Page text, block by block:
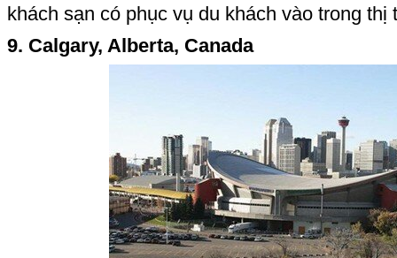
khách sạn có phục vụ du khách vào trong thị
9. Calgary, Alberta, Canada